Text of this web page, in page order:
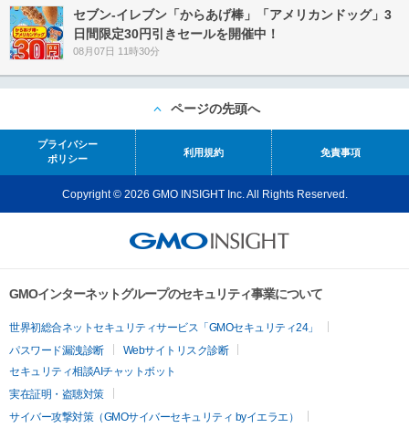
セブン‐イレブン「からあげ棒」「アメリカンドッグ」3
日間限定30円引きセールを開催中！
08月07日 11時30分
ページの先頭へ
プライバシー
ポリシー
利用規約 免責事項
Copyright © 2026 GMO INSIGHT Inc. All Rights Reserved.
GMOインターネットグループのセキュリティ事業について
世界初総合ネットセキュリティサービス「GMOセキュリティ24」
パスワード漏洩診断
Webサイトリスク診断
セキュリティ相談AIチャットボット
実在証明・盗聴対策
サイバー攻撃対策（GMOサイバーセキュリティ byイエラエ）